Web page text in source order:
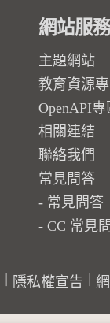
網站服
主題網站
教育資源
OpenAPI專
相關連結
聯絡我們
常見問答
常見問答
CC 常見
隱私權宣告